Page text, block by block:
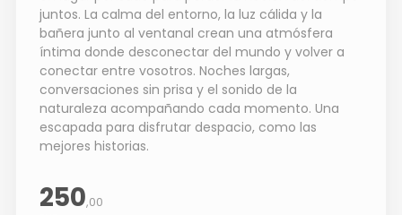
juntos. La calma del entorno, la luz cálida y la
bañera junto al ventanal crean una atmósfera
íntima donde desconectar del mundo y volver a
conectar entre vosotros. Noches largas,
conversaciones sin prisa y el sonido de la
naturaleza acompañando cada momento. Una
escapada para disfrutar despacio, como las
mejores historias.
250,00